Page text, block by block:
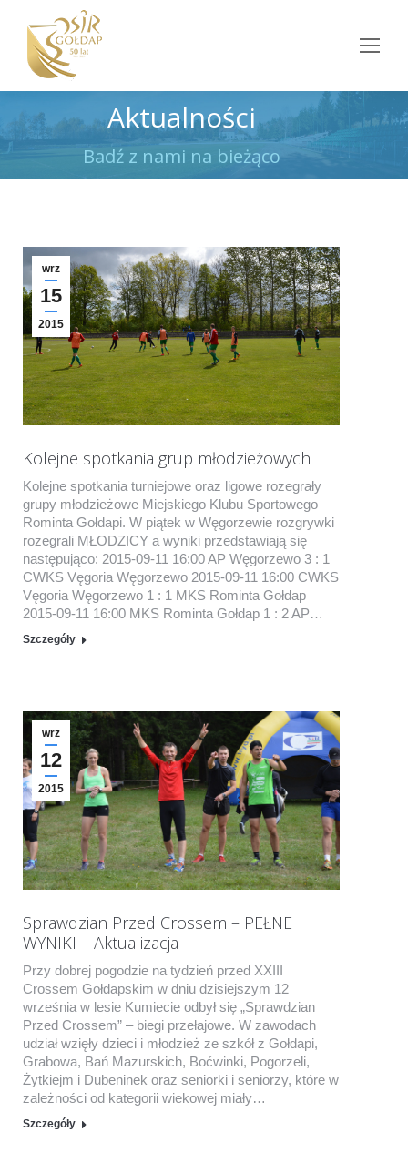
Aktualności
Badź z nami na bieżąco
Jesteś tutaj:
wrz
15
2015
Kolejne spotkania grup młodzieżowych
Kolejne spotkania turniejowe oraz ligowe rozegrały
grupy młodzieżowe Miejskiego Klubu Sportowego
Rominta Gołdapi. W piątek w Węgorzewie rozgrywki
rozegrali MŁODZICY a wyniki przedstawiają się
następująco: 2015-09-11 16:00 AP Węgorzewo 3 : 1
CWKS Vęgoria Węgorzewo 2015-09-11 16:00 CWKS
Vęgoria Węgorzewo 1 : 1 MKS Rominta Gołdap
2015-09-11 16:00 MKS Rominta Gołdap 1 : 2 AP…
Szczegóły
wrz
12
2015
Sprawdzian Przed Crossem – PEŁNE
WYNIKI – Aktualizacja
Przy dobrej pogodzie na tydzień przed XXIII
Crossem Gołdapskim w dniu dzisiejszym 12
września w lesie Kumiecie odbył się „Sprawdzian
Przed Crossem” – biegi przełajowe. W zawodach
udział wzięły dzieci i młodzież ze szkół z Gołdapi,
Grabowa, Bań Mazurskich, Boćwinki, Pogorzeli,
Żytkiejm i Dubeninek oraz seniorki i seniorzy, które w
zależności od kategorii wiekowej miały…
Szczegóły